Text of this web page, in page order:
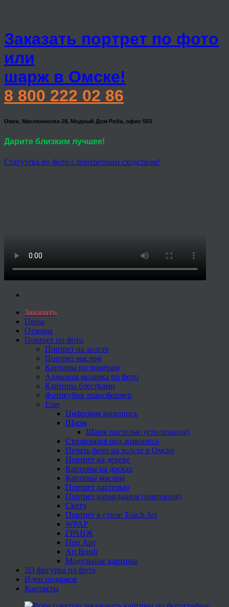
Заказать портрет по фото
или
шарж в Омске!
8 800 222 02 86
Омск, Масленикова 28, Модный Дом Роба, офис 503
Дарите близким лучшее!
Статуэтка по фото с портретным сходством!
Заказать
Цены
Отзывы
Портрет по фото
Портрет на холсте
Портрет маслом
Картины по номерам
Алмазная мозаика по фото
Картины блестками
Фотокубик трансформер
Еще
Цифровая живопись
Шарж
Шарж пастелью (стилизация)
Стилизация под живопись
Печать фото на холсте в Омске
Портрет на дереве
Картины на досках
Картины маслом
Портрет пастелью
Портрет карандашом (имитация)
Скетч
Портрет в стиле Touch Art
WPAP
ГРАНЖ
Поп Арт
Art Brush
Модульные картины
3D фигурка по фото
Идеи подарков
Контакты